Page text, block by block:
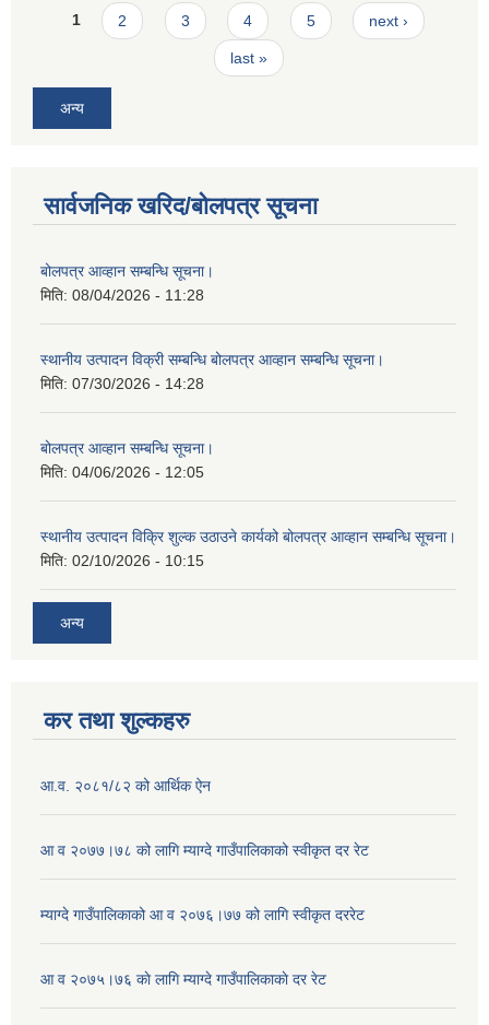
Pages
1 2 3 4 5 next ›
last »
अन्य
सार्वजनिक खरिद/बोलपत्र सूचना
बोलपत्र आव्हान सम्बन्धि सूचना।
मिति: 08/04/2026 - 11:28
स्थानीय उत्पादन विक्री सम्बन्धि बोलपत्र आव्हान सम्बन्धि सूचना।
मिति: 07/30/2026 - 14:28
बोलपत्र आव्हान सम्बन्धि सूचना।
मिति: 04/06/2026 - 12:05
स्थानीय उत्पादन विक्रि शुल्क उठाउने कार्यको बोलपत्र आव्हान सम्बन्धि सूचना।
मिति: 02/10/2026 - 10:15
अन्य
कर तथा शुल्कहरु
आ.व. २०८१/८२ को आर्थिक ऐन
आ व २०७७।७८ को लागि म्याग्दे गाउँपालिकाको स्वीकृत दर रेट
म्याग्दे गाउँपालिकाको आ व २०७६।७७ को लागि स्वीकृत दररेट
आ व २०७५।७६ काे लागि म्याग्दे गाउँपालिकाकाे दर रेट